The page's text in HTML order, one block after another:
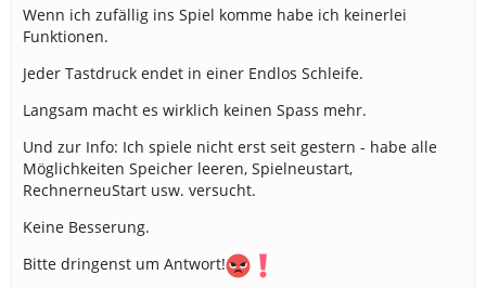
Wenn ich zufällig ins Spiel komme habe ich keinerlei
Funktionen.
Jeder Tastdruck endet in einer Endlos Schleife.
Langsam macht es wirklich keinen Spass mehr.
Und zur Info: Ich spiele nicht erst seit gestern - habe alle
Möglichkeiten Speicher leeren, Spielneustart,
RechnerneuStart usw. versucht.
Keine Besserung.
Bitte dringenst um Antwort!